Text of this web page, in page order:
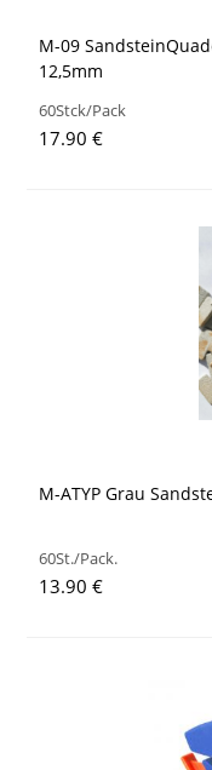
M-09
12,5mm
60Stck/Pack
17.90 €
M-ATYP Grau
60St./Pack.
13.90 €